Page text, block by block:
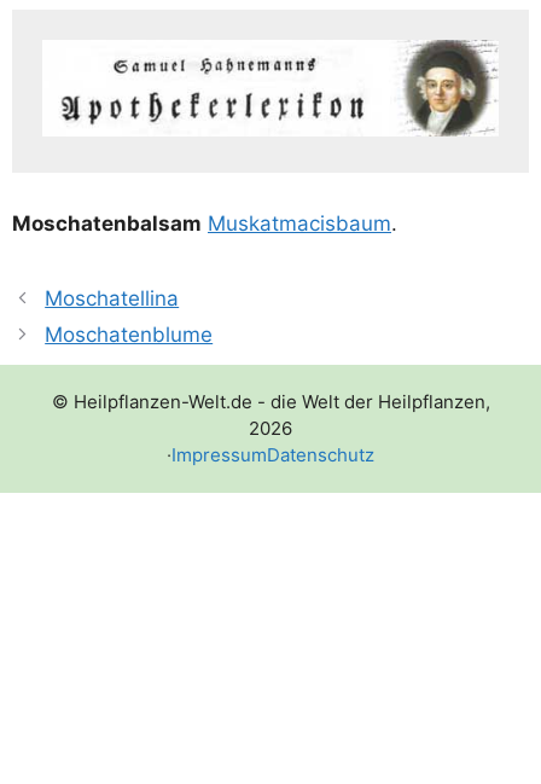
Moscha­ten­bal­sam Mus­kat­macis­baum.
Moschatellina
Moschatenblume
© Heilpflanzen-Welt.de - die Welt der Heilpflanzen,
2026
·ImpressumDatenschutz